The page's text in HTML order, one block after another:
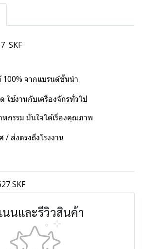
SKF
จากแบรนด์ชั้นนำ
ใช้งานกับเครื่องจักรทั่วไป
หกรรม มั่นใจได้เรื่องคุณภาพ
/ ส่งตรงถึงโรงงาน
SKF
นและรีวิวสินค้า